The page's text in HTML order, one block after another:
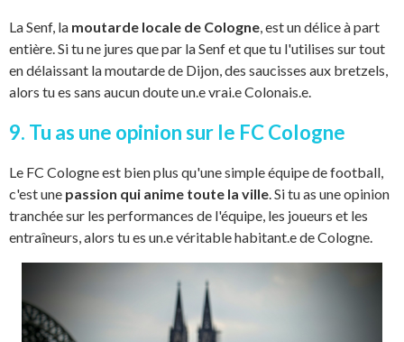
La Senf, la moutarde locale de Cologne , est un délice à part
entière. Si tu ne jures que par la Senf et que tu l'utilises sur tout
en délaissant la moutarde de Dijon, des saucisses aux bretzels,
alors tu es sans aucun doute un.e vrai.e Colonais.e.
9. Tu as une opinion sur le FC Cologne
Le FC Cologne est bien plus qu'une simple équipe de football,
c'est une passion qui anime toute la ville . Si tu as une opinion
tranchée sur les performances de l'équipe, les joueurs et les
entraîneurs, alors tu es un.e véritable habitant.e de Cologne.